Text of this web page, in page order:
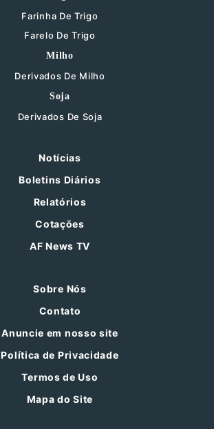
Farinha De Trigo
Farelo De Trigo
Milho
Derivados De Milho
Soja
Derivados De Soja
Notícias
Boletins Diários
Relatórios
Cotações
AF News TV
Sobre Nós
Contato
Anuncie em nosso site
Política de Privacidade
Termos de Uso
Mapa do Site